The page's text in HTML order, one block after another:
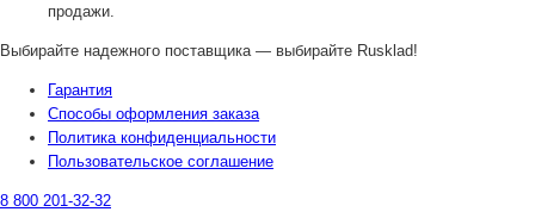
продажи.
Выбирайте надежного поставщика — выбирайте Rusklad!
Гарантия
Способы оформления заказа
Политика конфиденциальности
Пользовательское соглашение
8 800 201-32-32